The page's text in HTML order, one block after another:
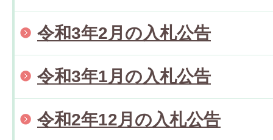
令和3年2月の入札公告
令和3年1月の入札公告
令和2年12月の入札公告